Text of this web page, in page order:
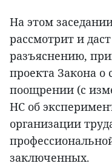
На этом
рассмотрит и
разъяснению,
проекта Закона о
поощрении (с
НС об
организации
заключенных.